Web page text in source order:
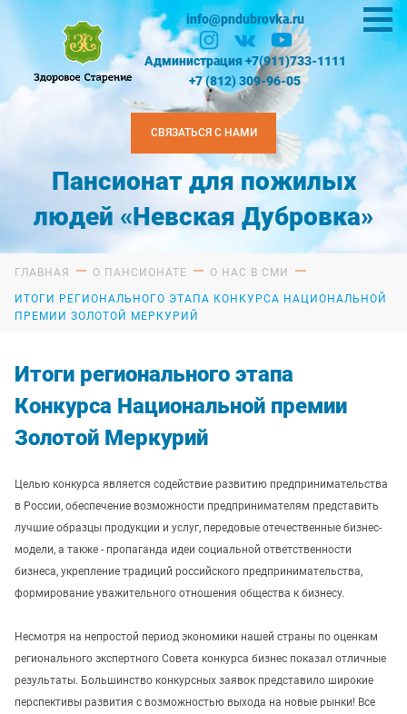
info@pndubrovka.ru
Администрация +7(911)733-1111
+7 (812) 309-96-05
СВЯЗАТЬСЯ С НАМИ
Пансионат для пожилых
людей «Невская Дубровка»
ГЛАВНАЯ О ПАНСИОНАТЕ О НАС В СМИ
ИТОГИ РЕГИОНАЛЬНОГО ЭТАПА КОНКУРСА НАЦИОНАЛЬНОЙ
ПРЕМИИ ЗОЛОТОЙ МЕРКУРИЙ
Итоги регионального этапа
Конкурса Национальной премии
Золотой Меркурий
Целью конкурса является содействие развитию предпринимательства
в России, обеспечение возможности предпринимателям представить
лучшие образцы продукции и услуг, передовые отечественные бизнес-
модели, а также - пропаганда идеи социальной ответственности
бизнеса, укрепление традиций российского предпринимательства,
формирование уважительного отношения общества к бизнесу.
Несмотря на непростой период экономики нашей страны по оценкам
регионального экспертного Совета конкурса бизнес показал отличные
результаты. Большинство конкурсных заявок представило широкие
перспективы развития с возможностью выхода на новые рынки! Все